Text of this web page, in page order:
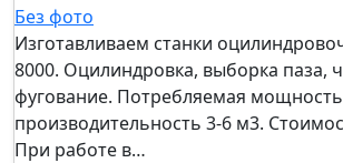
Без фото
Изготавливаем станки
8000. Оцилиндровка, выборка паза,
фугование. Потребляемая мощность
производительность 3-6 м3.
При работе в…